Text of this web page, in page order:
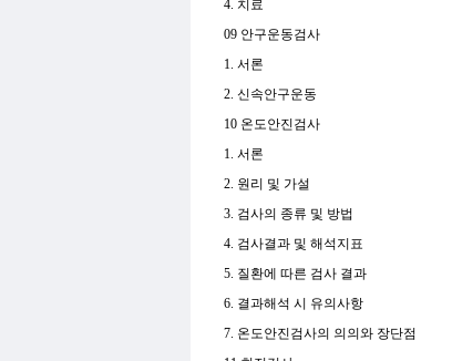
4. 치료
09 안구운동검사
1. 서론
2. 신속안구운동
10 온도안진검사
1. 서론
2. 원리 및 가설
3. 검사의 종류 및 방법
4. 검사결과 및 해석지표
5. 질환에 따른 검사 결과
6. 결과해석 시 유의사항
7. 온도안진검사의 의의와 장단점